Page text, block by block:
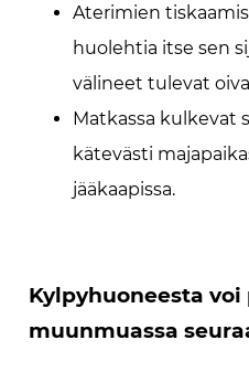
Aterimien
huolehtia itse sen
välineet tulevat
Matkassa kulkevat
kätevästi
jääkaapissa.
Kylpyhuoneesta
muunmuassa